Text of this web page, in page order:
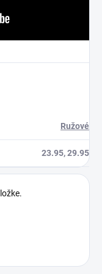
Ružové
23.95, 29.95